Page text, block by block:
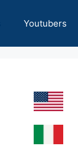
Youtubers